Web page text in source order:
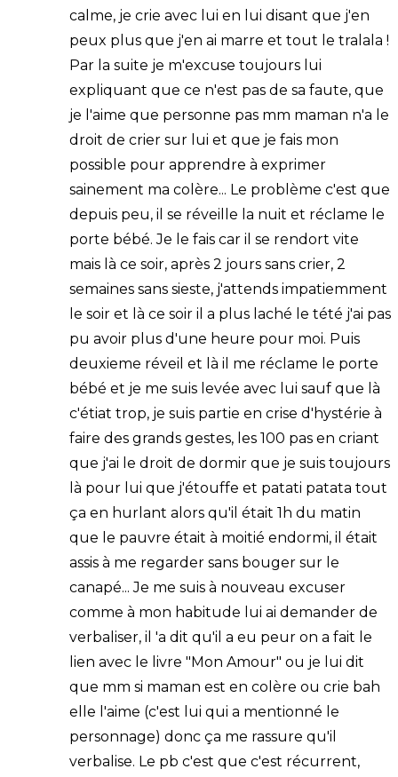
calme, je crie avec lui en lui disant que j'en
peux plus que j'en ai marre et tout le tralala !
Par la suite je m'excuse toujours lui
expliquant que ce n'est pas de sa faute, que
je l'aime que personne pas mm maman n'a le
droit de crier sur lui et que je fais mon
possible pour apprendre à exprimer
sainement ma colère... Le problème c'est que
depuis peu, il se réveille la nuit et réclame le
porte bébé. Je le fais car il se rendort vite
mais là ce soir, après 2 jours sans crier, 2
semaines sans sieste, j'attends impatiemment
le soir et là ce soir il a plus laché le tété j'ai pas
pu avoir plus d'une heure pour moi. Puis
deuxieme réveil et là il me réclame le porte
bébé et je me suis levée avec lui sauf que là
c'étiat trop, je suis partie en crise d'hystérie à
faire des grands gestes, les 100 pas en criant
que j'ai le droit de dormir que je suis toujours
là pour lui que j'étouffe et patati patata tout
ça en hurlant alors qu'il était 1h du matin
que le pauvre était à moitié endormi, il était
assis à me regarder sans bouger sur le
canapé... Je me suis à nouveau excuser
comme à mon habitude lui ai demander de
verbaliser, il 'a dit qu'il a eu peur on a fait le
lien avec le livre "Mon Amour" ou je lui dit
que mm si maman est en colère ou crie bah
elle l'aime (c'est lui qui a mentionné le
personnage) donc ça me rassure qu'il
verbalise. Le pb c'est que c'est récurrent,